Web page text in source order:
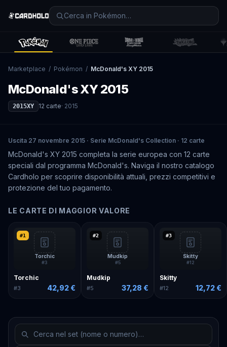
Marketplace / Pokémon / McDonald's XY 2015
McDonald's XY 2015
2015XY 12 carte· 2015
Uscita 27 novembre 2015 · Serie McDonald's Collection · 12 carte
McDonald's XY 2015 completa la serie europea con 12 carte
speciali dal programma McDonald's. Naviga il nostro catalogo
Cardholo per scoprire disponibilità attuali, prezzi competitivi e
protezione del tuo pagamento.
LE CARTE DI MAGGIOR VALORE
Torchic
#3
#1
Torchic
#3 42,92 €
Mudkip
#5
#2
Mudkip
#5 37,28 €
Skitty
#12
#3
Skitty
#12 12,72 €